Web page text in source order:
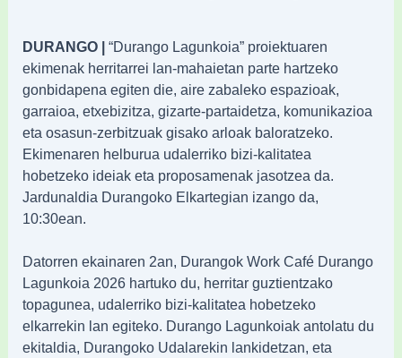
DURANGO | “Durango Lagunkoia” proiektuaren
ekimenak herritarrei lan-mahaietan parte hartzeko
gonbidapena egiten die, aire zabaleko espazioak,
garraioa, etxebizitza, gizarte-partaidetza, komunikazioa
eta osasun-zerbitzuak gisako arloak baloratzeko.
Ekimenaren helburua udalerriko bizi-kalitatea
hobetzeko ideiak eta proposamenak jasotzea da.
Jardunaldia Durangoko Elkartegian izango da,
10:30ean.
Datorren ekainaren 2an, Durangok Work Café Durango
Lagunkoia 2026 hartuko du, herritar guztientzako
topagunea, udalerriko bizi-kalitatea hobetzeko
elkarrekin lan egiteko. Durango Lagunkoiak antolatu du
ekitaldia, Durangoko Udalarekin lankidetzan, eta